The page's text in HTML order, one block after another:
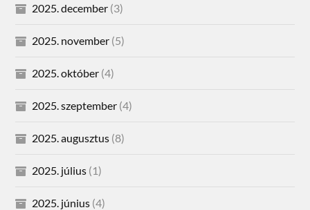
2025. december (3)
2025. november (5)
2025. október (4)
2025. szeptember (4)
2025. augusztus (8)
2025. július (1)
2025. június (4)